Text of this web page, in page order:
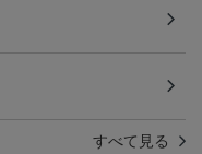
すべて見る